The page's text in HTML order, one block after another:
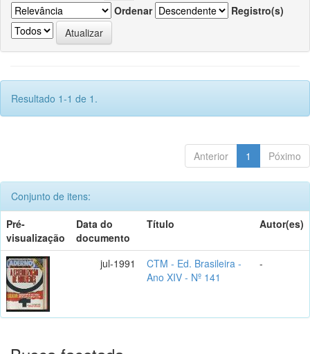
Ordenar
Registro(s)
Resultado 1-1 de 1.
Anterior 1 Póximo
Conjunto de itens:
Pré-
visualização
Data do
documento
Título Autor(es)
jul-1991
CTM - Ed. Brasileira -
Ano XIV - Nº 141
-